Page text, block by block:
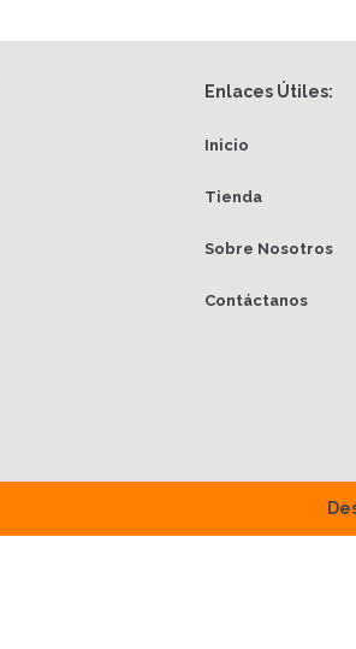
Enlaces Útiles:
Inicio
Tienda
Sobre Nosotros
Contáctanos